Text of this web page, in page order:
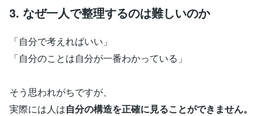
3. なぜ一人で整理するのは難しいのか
「自分で考えればいい」
「自分のことは自分が一番わかっている」
そう思われがちですが、
実際には人は自分の構造を正確に見ることができません。